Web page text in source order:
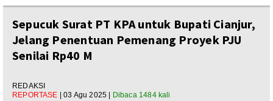
Editorial
Ragam
Sepucuk Surat PT KPA untuk Bupati Cianjur,
Jelang Penentuan Pemenang Proyek PJU
Senilai Rp40 M
REDAKSI
REPORTASE
| 03 Agu 2025 | Dibaca 1484 kali